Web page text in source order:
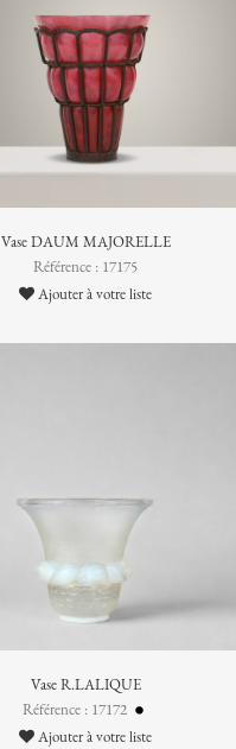
Vase DAUM MAJORELLE
Référence : 17175
Ajouter à votre liste
Vase R.LALIQUE
Référence : 17172
Ajouter à votre liste